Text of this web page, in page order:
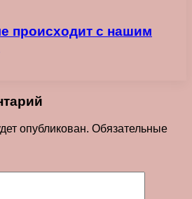
происходит с нашим
опубликован. Обязательные